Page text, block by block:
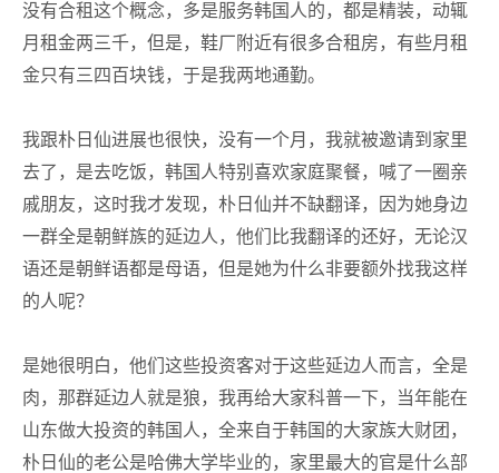
没有合租这个概念，多是服务韩国人的，都是精装，动辄
月租金两三千，但是，鞋厂附近有很多合租房，有些月租
金只有三四百块钱，于是我两地通勤。
我跟朴日仙进展也很快，没有一个月，我就被邀请到家里
去了，是去吃饭，韩国人特别喜欢家庭聚餐，喊了一圈亲
戚朋友，这时我才发现，朴日仙并不缺翻译，因为她身边
一群全是朝鲜族的延边人，他们比我翻译的还好，无论汉
语还是朝鲜语都是母语，但是她为什么非要额外找我这样
的人呢？
是她很明白，他们这些投资客对于这些延边人而言，全是
肉，那群延边人就是狼，我再给大家科普一下，当年能在
山东做大投资的韩国人，全来自于韩国的大家族大财团，
朴日仙的老公是哈佛大学毕业的，家里最大的官是什么部